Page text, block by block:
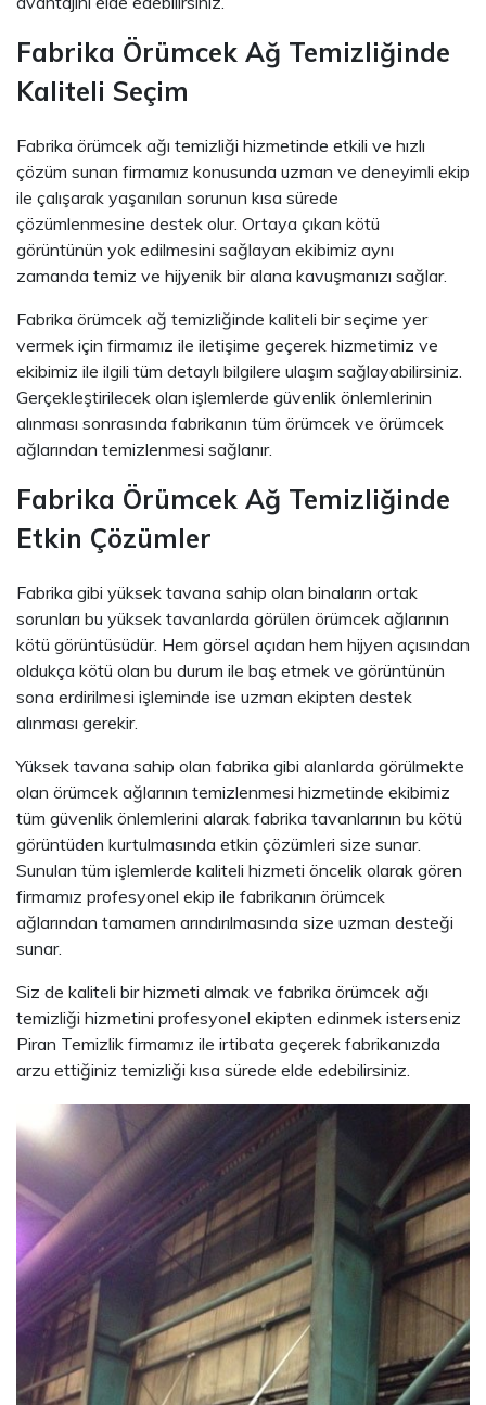
Fabrika Örümcek Ağ Temizliğinde
Kaliteli Seçim
Fabrika örümcek ağı temizliği hizmetinde etkili ve hızlı
çözüm sunan firmamız konusunda uzman ve deneyimli ekip
ile çalışarak yaşanılan sorunun kısa sürede
çözümlenmesine destek olur. Ortaya çıkan kötü
görüntünün yok edilmesini sağlayan ekibimiz aynı
zamanda temiz ve hijyenik bir alana kavuşmanızı sağlar.
Fabrika örümcek ağ temizliğinde kaliteli bir seçime yer
vermek için firmamız ile iletişime geçerek hizmetimiz ve
ekibimiz ile ilgili tüm detaylı bilgilere ulaşım sağlayabilirsiniz.
Gerçekleştirilecek olan işlemlerde güvenlik önlemlerinin
alınması sonrasında fabrikanın tüm örümcek ve örümcek
ağlarından temizlenmesi sağlanır.
Fabrika Örümcek Ağ Temizliğinde
Etkin Çözümler
Fabrika gibi yüksek tavana sahip olan binaların ortak
sorunları bu yüksek tavanlarda görülen örümcek ağlarının
kötü görüntüsüdür. Hem görsel açıdan hem hijyen açısından
oldukça kötü olan bu durum ile baş etmek ve görüntünün
sona erdirilmesi işleminde ise uzman ekipten destek
alınması gerekir.
Yüksek tavana sahip olan fabrika gibi alanlarda görülmekte
olan örümcek ağlarının temizlenmesi hizmetinde ekibimiz
tüm güvenlik önlemlerini alarak fabrika tavanlarının bu kötü
görüntüden kurtulmasında etkin çözümleri size sunar.
Sunulan tüm işlemlerde kaliteli hizmeti öncelik olarak gören
firmamız profesyonel ekip ile fabrikanın örümcek
ağlarından tamamen arındırılmasında size uzman desteği
sunar.
Siz de kaliteli bir hizmeti almak ve fabrika örümcek ağı
temizliği hizmetini profesyonel ekipten edinmek isterseniz
Piran Temizlik firmamız ile irtibata geçerek fabrikanızda
arzu ettiğiniz temizliği kısa sürede elde edebilirsiniz.